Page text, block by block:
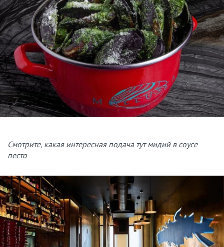
Смотрите, какая интересная подача тут мидий в соусе
песто